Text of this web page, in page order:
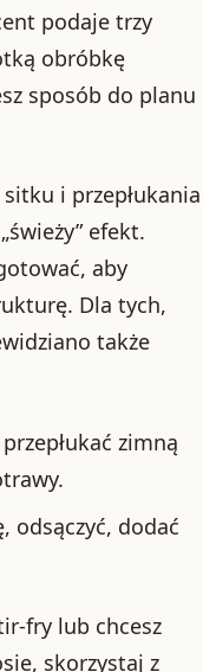
podaje trzy
obróbkę
sposób do planu
i przepłukania
efekt.
aby
Dla tych,
także
zimną
odsączyć, dodać
fry lub chcesz
skorzystaj z